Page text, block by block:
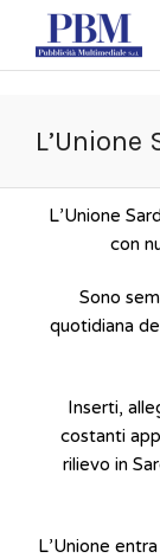
L’Unione
L’Unione
con
Sono
quotidiana
Inserti,
costanti
rilievo in
L’Unione